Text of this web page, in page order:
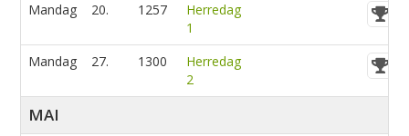
Mandag 20. 1257
Herredag
1
Mandag
27. 1300
Herredag
2
MAI